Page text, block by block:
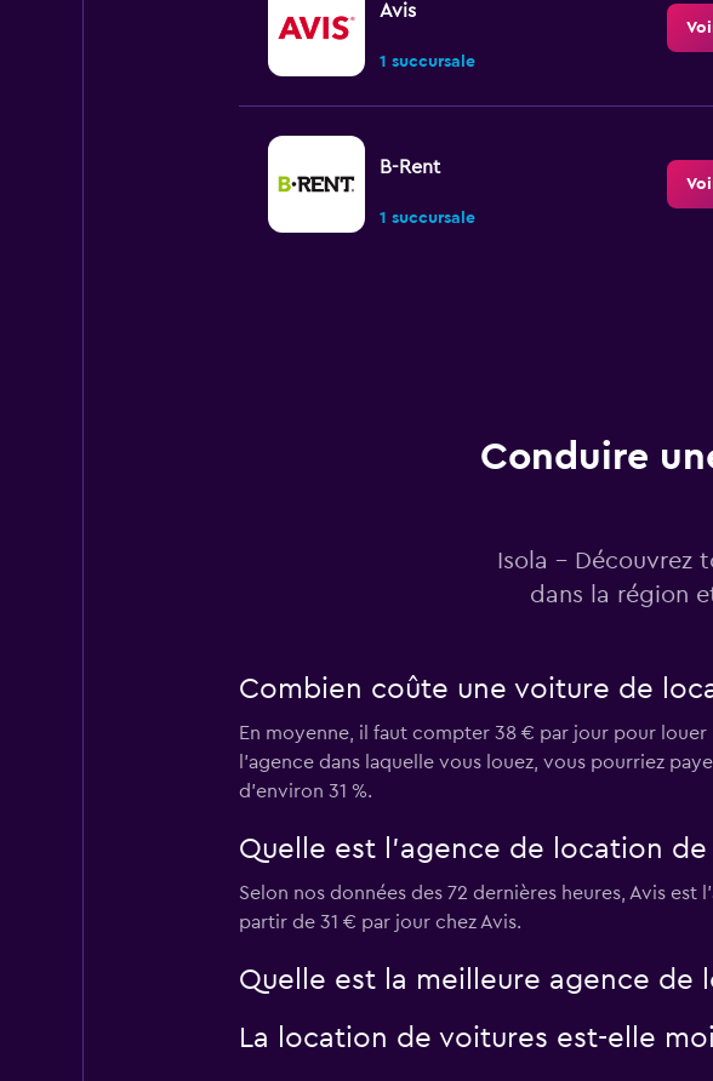
Avis
1 succursale
B-Rent
1 succursale
1 succursale
3 succursales
Conduire
Isola - Découvrez
dans la région
Combien coûte une voiture de
En moyenne, il faut compter 38 € par jour pour
l'agence dans laquelle vous louez, vous pourriez
d'environ 31 %.
Quelle est l’agence de location
Selon nos données des 72 dernières heures, Avis
partir de 31 € par jour chez Avis.
Quelle est la meilleure agence de
La location de voitures est-elle